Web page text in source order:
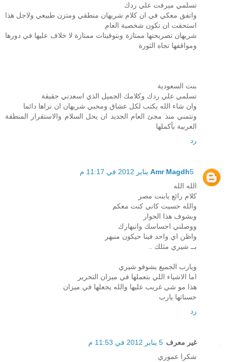
تسلمي ميرفت علي ردك
واتفق معكي في ان كلام شريهان منطقي ومتزن طبيعي ولاجل هذا
استحقت ان تكون شخصية العام
شريهان تصريحتها ممتازة وبتوقيتات ممتازة لا خلاف عليها في دورها
ومواقفها تجاه الثورة
بنت السعودية
تسلمي علي ردك وكلامك الجميل الذي اسعدني حقيقة
وان شاء الله يكتب لكل عشاق ومحبي شريهان ان نراها دائما
ونتمني منذ مجئ العام الجديد ان يحل السلام والاستقرار المنطقة
العربية بأكملها
رد
Amr Magdh5 يناير 2012 في 11:17 م
الله الله
كلام رائع يابنت مصر
والله حسيت كاني كنت معكم
وبشوف هذا الحوار
ووصلني احساسك وانبهارك
واظن اي واحد فينا حيكون منبهر
بــ شيري مثلك ..
ويارب الجميع يشوفو شيري
اما الاشياء اللي بتعملها في ميزان التحرير
هذا مو شي غريب عليها والله يجعلها في ميزان
حسناتها يارب
رد
غير معرف 5 يناير 2012 في 11:53 م
شكرا عموري